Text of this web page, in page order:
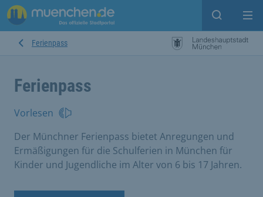
Suche
Ferienpass
Ferienpass
Vorlesen
Der Münchner Ferienpass bietet Anregungen und
Ermäßigungen für die Schulferien in München für
Kinder und Jugendliche im Alter von 6 bis 17 Jahren.